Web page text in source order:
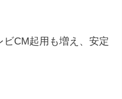
CM起用も増え、安定